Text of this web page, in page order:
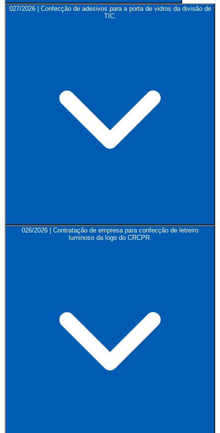
027/2026 | Confecção de adesivos para a porta de vidros da divisão de
TIC.
026/2026 | Contratação de empresa para confecção de letreiro
luminoso da logo do CRCPR.